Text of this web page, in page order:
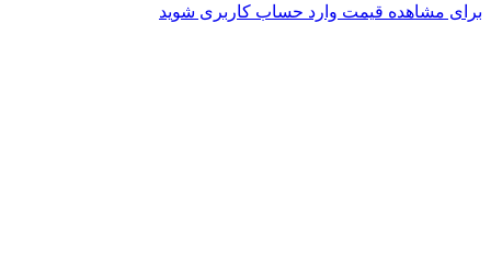
برای مشاهده قیمت وارد حساب کاربری شوید